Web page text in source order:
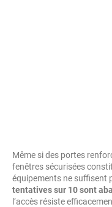
Même si des portes
fenêtres sécurisées
équipements ne suffisent
tentatives sur 10 sont
l’accès résiste